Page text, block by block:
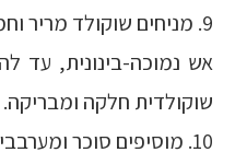
9. מניחים שוקולד מריר
אש נמוכה-בינונית, עד
שוקולדית חלקה
10. מוסיפים סוכר ומערבבים היטב.